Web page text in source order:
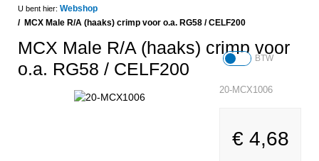
BTW
Webshop
MCX Male R/A (haaks) crimp voor o.a. RG58 / CELF200
MCX Male R/A (haaks) crimp voor
o.a. RG58 / CELF200
20-MCX1006
€ 4,68